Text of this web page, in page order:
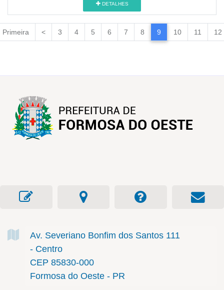
DETALHES
Primeira < 3 4 5 6 7 8 9 10 11 12
Av. Severiano Bonfim dos Santos 111
- Centro
CEP 85830-000
Formosa do Oeste - PR